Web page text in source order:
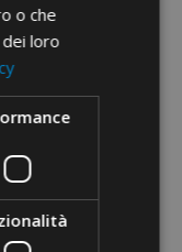
o che
loro